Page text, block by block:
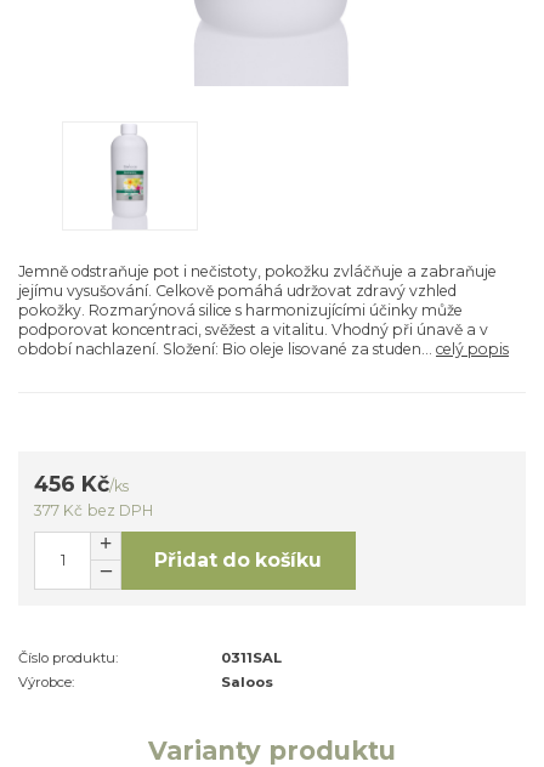
Jemně odstraňuje pot i nečistoty, pokožku zvláčňuje a zabraňuje
jejímu vysušování. Celkově pomáhá udržovat zdravý vzhled
pokožky. Rozmarýnová silice s harmonizujícími účinky může
podporovat koncentraci, svěžest a vitalitu. Vhodný při únavě a v
období nachlazení. Složení: Bio oleje lisované za studen... celý popis
456 Kč/ks
377 Kč bez DPH
Přidat do košíku
Číslo produktu:
0311SAL
Výrobce:
Saloos
Varianty produktu